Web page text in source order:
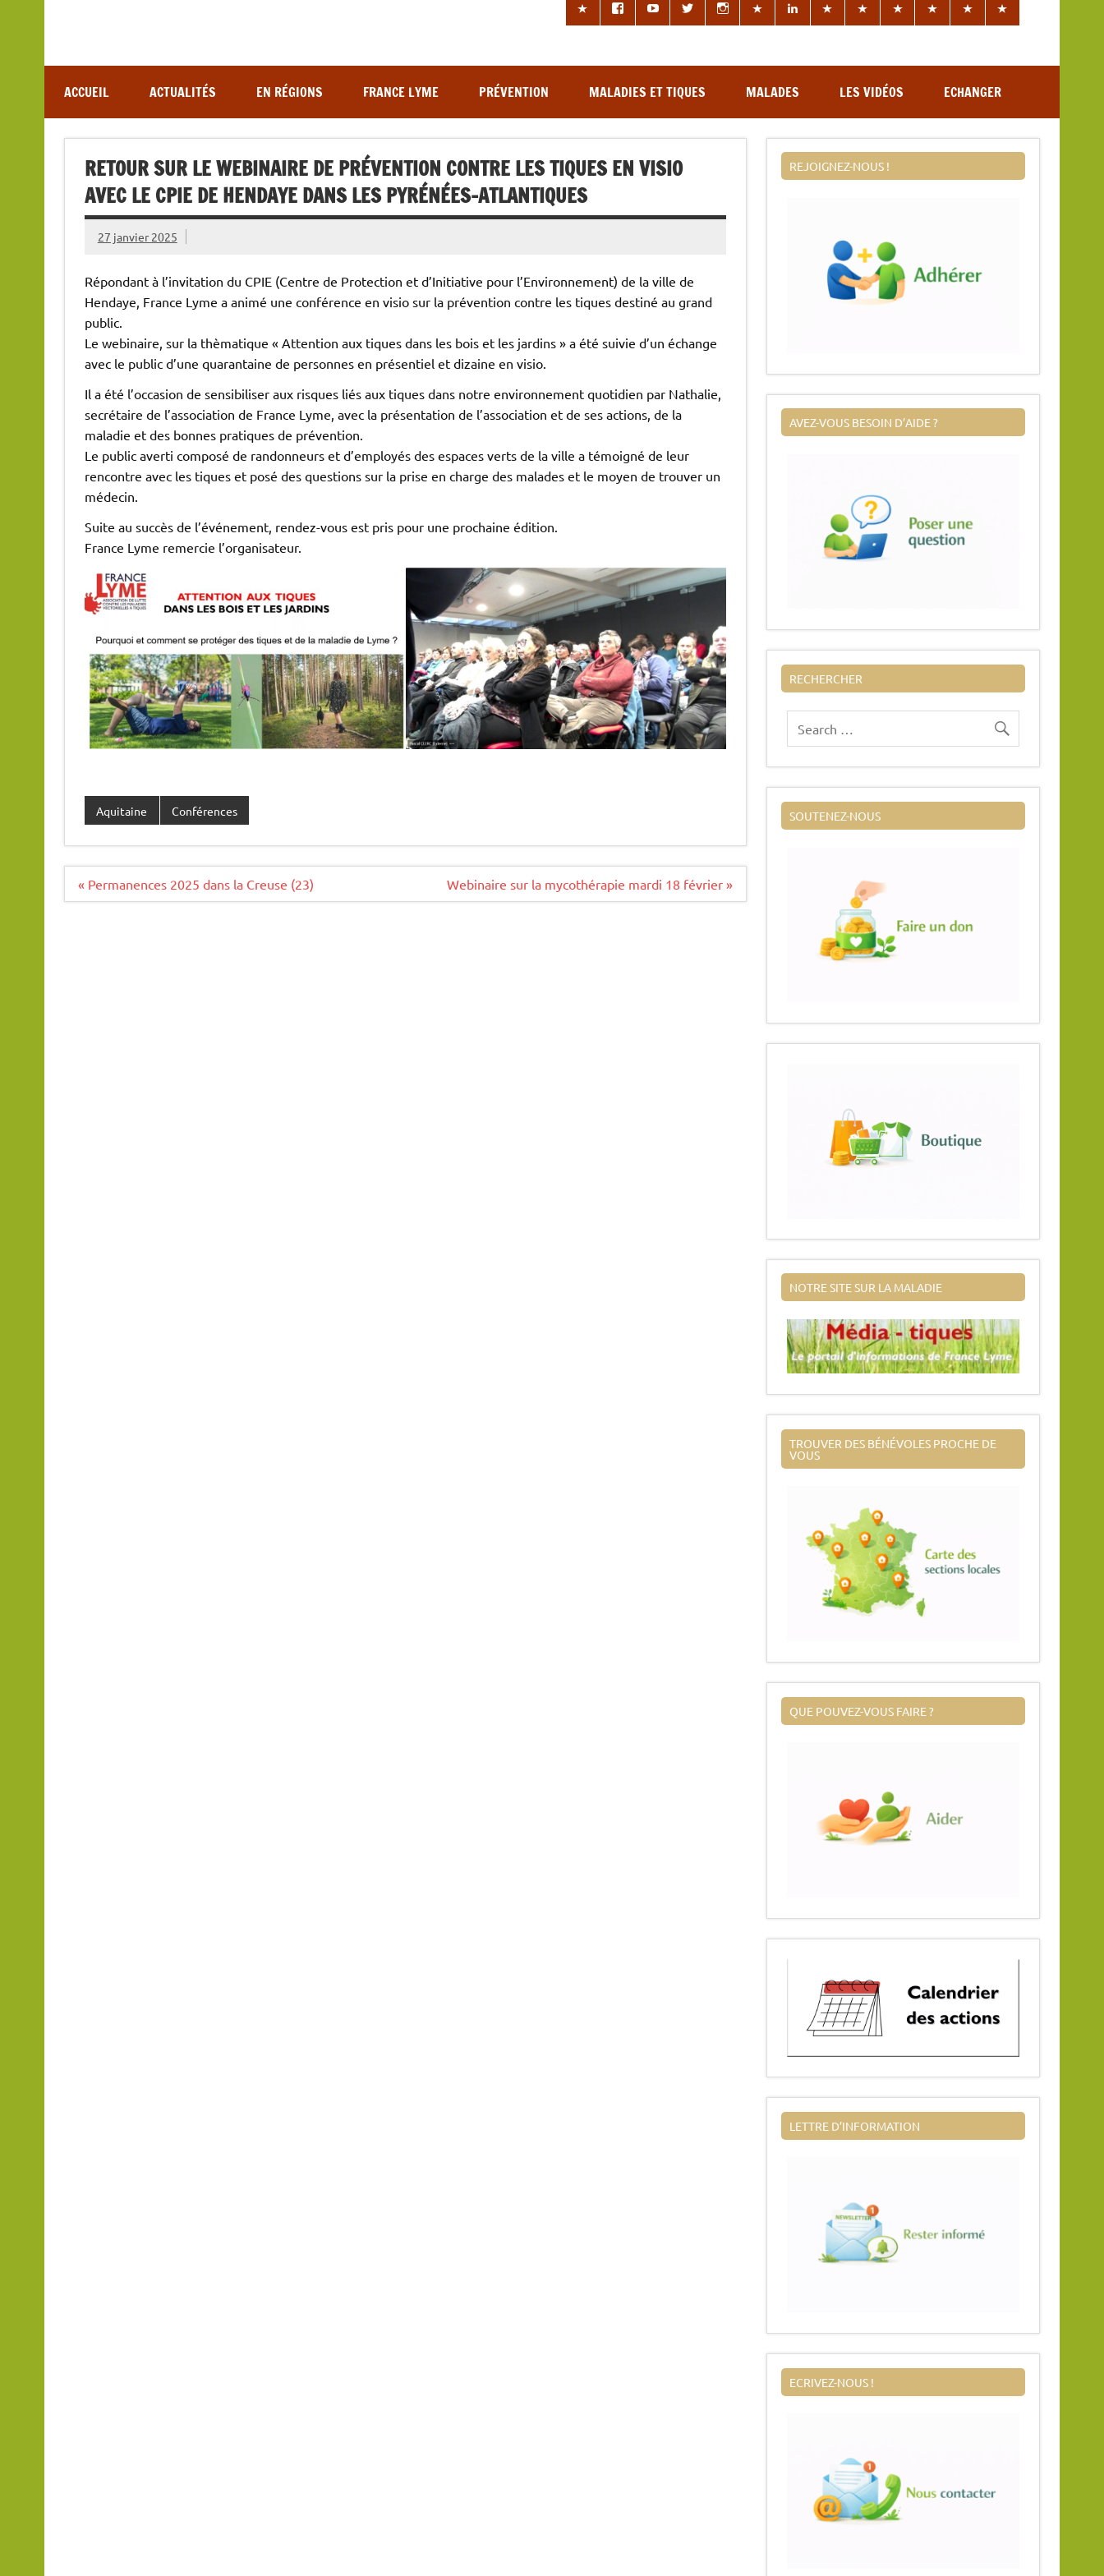
ACCUEIL ACTUALITÉS EN RÉGIONS FRANCE LYME PRÉVENTION MALADIES ET TIQUES MALADES LES VIDÉOS ECHANGER
RETOUR SUR LE WEBINAIRE DE PRÉVENTION CONTRE LES TIQUES EN VISIO
AVEC LE CPIE DE HENDAYE DANS LES PYRÉNÉES-ATLANTIQUES
27 janvier 2025
Répondant à l’invitation du CPIE (Centre de Protection et d’Initiative pour l’Environnement) de la ville de
Hendaye, France Lyme a animé une conférence en visio sur la prévention contre les tiques destiné au grand
public.
Le webinaire, sur la thèmatique « Attention aux tiques dans les bois et les jardins » a été suivie d’un échange
avec le public d’une quarantaine de personnes en présentiel et dizaine en visio.
Il a été l’occasion de sensibiliser aux risques liés aux tiques dans notre environnement quotidien par Nathalie,
secrétaire de l’association de France Lyme, avec la présentation de l’association et de ses actions, de la
maladie et des bonnes pratiques de prévention.
Le public averti composé de randonneurs et d’employés des espaces verts de la ville a témoigné de leur
rencontre avec les tiques et posé des questions sur la prise en charge des malades et le moyen de trouver un
médecin.
Suite au succès de l’événement, rendez-vous est pris pour une prochaine édition.
France Lyme remercie l’organisateur.
Aquitaine Conférences
Navigation
« Permanences 2025 dans la Creuse (23) Webinaire sur la mycothérapie mardi 18 février »
REJOIGNEZ-NOUS !
AVEZ-VOUS BESOIN D’AIDE ?
RECHERCHER
SOUTENEZ-NOUS
NOTRE SITE SUR LA MALADIE
TROUVER DES BÉNÉVOLES PROCHE DE
VOUS
QUE POUVEZ-VOUS FAIRE ?
LETTRE D’INFORMATION
ECRIVEZ-NOUS !